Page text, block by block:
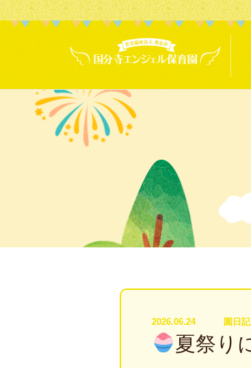
2026.06.24 園日記
夏祭り